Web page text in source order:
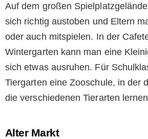
Auf dem großen
sich richtig austoben und Eltern
oder auch mitspielen. In der
Wintergarten kann man eine
sich etwas ausruhen. Für
Tiergarten eine Zooschule, in der
die verschiedenen Tierarten
Alter Markt